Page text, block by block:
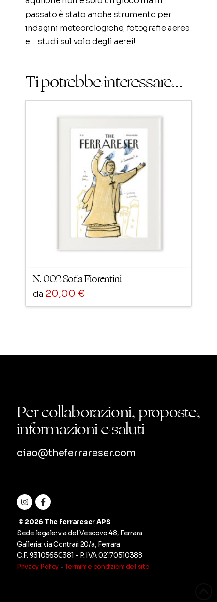
passato è stato anche strumento per
indagini meteorologiche, fotografie aeree
e… studi sul volo degli aerei!
Ti potrebbe interessare…
N. 002 Sofia Fiorentini
da 20,00 €
Questo
essere
scelte
pagina
Per collaborazioni, proposte,
informazioni e saluti
ciao@theferrareser.com
© 2026 The Ferrareser APS
Sede legale: via del Vescovo 48, Ferrara
Galleria: via Contrari 20/a, Ferrara
C.F. ‭93105650381‬ - P. IVA02170510388
Privacy Policy -Termini e condizioni del sito